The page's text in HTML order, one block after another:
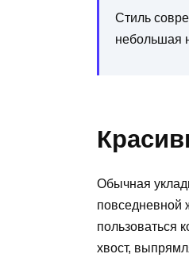
Стиль
небольшая
Обычная
повседневной
пользоваться
хвост,